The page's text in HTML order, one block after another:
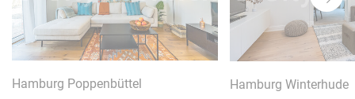
Hamburg Poppenbüttel Hamburg Winterhude